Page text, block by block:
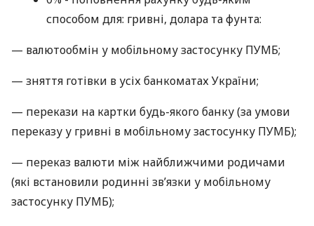
способом для: гривні, долара та фунта:
— валютообмін у мобільному застосунку ПУМБ;
— зняття готівки в усіх банкоматах України;
— перекази на картки будь-якого банку (за умови
переказу у гривні в мобільному застосунку ПУМБ);
— переказ валюти між найближчими родичами
(які встановили родинні зв’язки у мобільному
застосунку ПУМБ);